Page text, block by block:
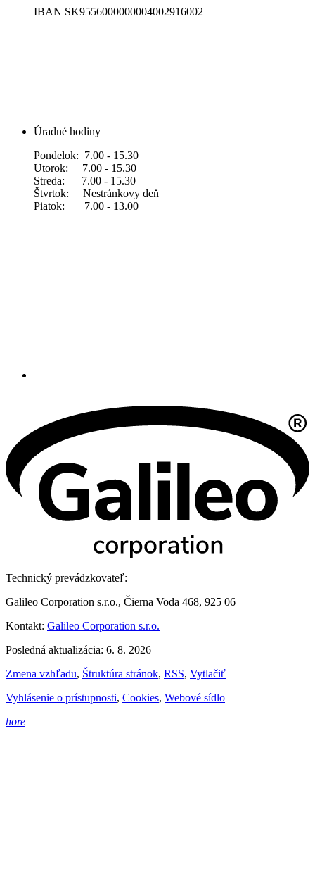
IBAN SK9556000000004002916002
Úradné hodiny
Pondelok: 7.00 - 15.30
Utorok: 7.00 - 15.30
Streda: 7.00 - 15.30
Štvrtok: Nestránkovy deň
Piatok: 7.00 - 13.00
Technický prevádzkovateľ:
Galileo Corporation s.r.o., Čierna Voda 468, 925 06
Kontakt: Galileo Corporation s.r.o.
Posledná aktualizácia: 6. 8. 2026
Zmena vzhľadu, Štruktúra stránok, RSS, Vytlačiť
Vyhlásenie o prístupnosti, Cookies, Webové sídlo
hore